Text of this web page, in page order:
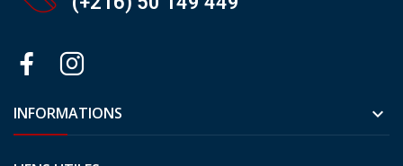
INFORMATIONS 